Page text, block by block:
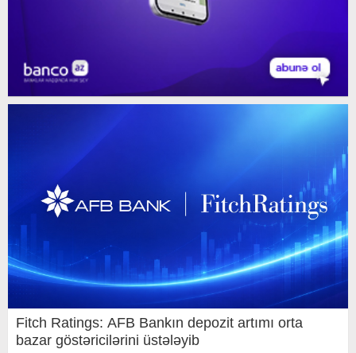
Fitch Ratings: AFB Bankın depozit artımı orta
bazar göstəricilərini üstələyib